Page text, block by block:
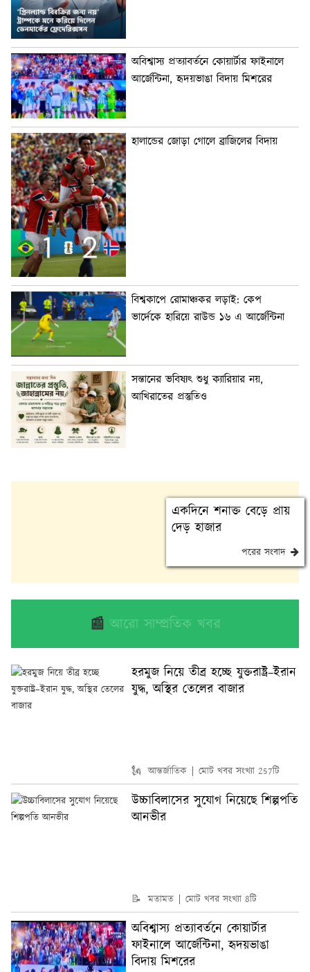
অবিশ্বাস্য প্রত্যাবর্তনে কোয়ার্টার ফাইনালে
আর্জেন্টিনা, হৃদয়ভাঙা বিদায় মিশরের
হালান্ডের জোড়া গোলে ব্রাজিলের বিদায়
বিশ্বকাপে রোমাঞ্চকর লড়াই: কেপ
ভার্দেকে হারিয়ে রাউন্ড ১৬ এ আর্জেন্টিনা
সন্তানের ভবিষ্যৎ শুধু ক্যারিয়ার নয়,
আখিরাতের প্রস্তুতিও
একদিনে শনাক্ত বেড়ে প্রায়
দেড় হাজার
পরের সংবাদ
📰আরো সাম্প্রতিক খবর
হরমুজ নিয়ে তীব্র হচ্ছে যুক্তরাষ্ট্র–ইরান
যুদ্ধ, অস্থির তেলের বাজার
🗽 আন্তর্জাতিক মোট খবর সংখ্যা 257টি
উচ্চাবিলাসের সুযোগ নিয়েছে শিল্পপতি
আনভীর
📝 মতামত মোট খবর সংখ্যা 8টি
অবিশ্বাস্য প্রত্যাবর্তনে কোয়ার্টার
ফাইনালে আর্জেন্টিনা, হৃদয়ভাঙা
বিদায় মিশরের